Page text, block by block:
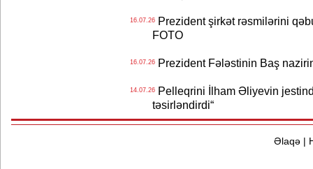
16.07.26Prezident şirkət rəsmilərini
FOTO
16.07.26Prezident Fələstinin Baş
14.07.26Pelleqrini İlham Əliyevin
təsirləndirdi“
Əlaqə|